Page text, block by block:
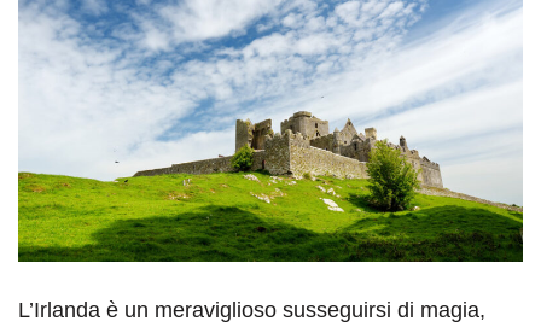
L’Irlanda è un meraviglioso susseguirsi di magia,